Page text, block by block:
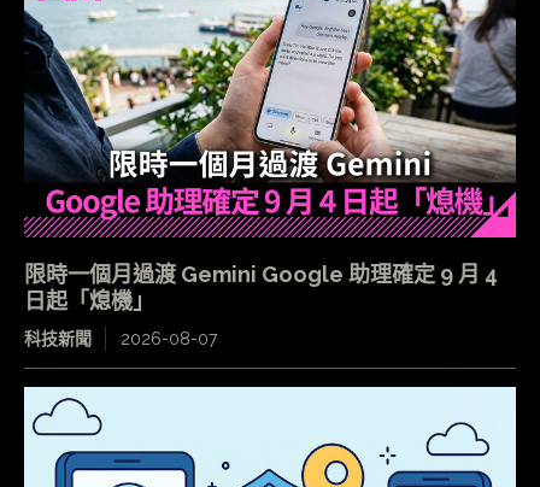
限時一個月過渡 Gemini Google 助理確定 9 月 4
日起「熄機」
科技新聞 2026-08-07